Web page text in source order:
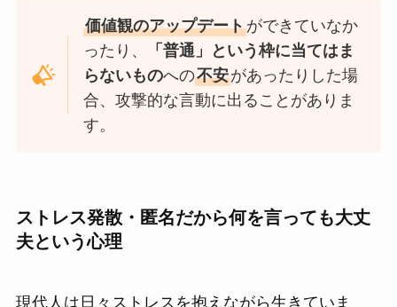
価値観のアップデートができていなか
ったり、
「普通」という枠に当てはま
らないものへの不安があったりした場
合、攻撃的な言動に出ることがありま
す。
ストレス発散・匿名だから何を言っても大丈
夫という心理
現代人は日々ストレスを抱えながら生きていま